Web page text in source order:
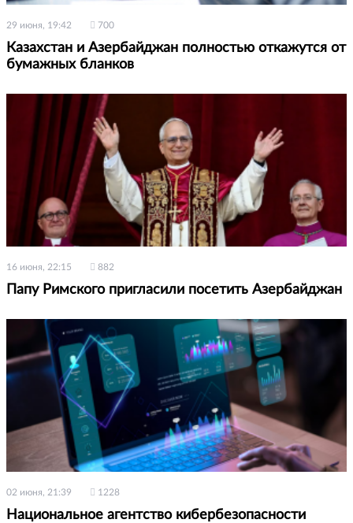
29 июня, 19:42 700
Казахстан и Азербайджан полностью откажутся от
бумажных бланков
16 июня, 22:15 882
Папу Римского пригласили посетить Азербайджан
02 июня, 21:39 1228
Национальное агентство кибербезопасности